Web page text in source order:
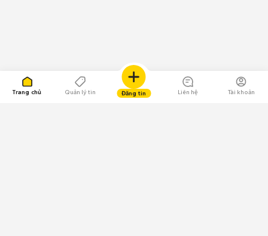
Trang chủ Quản lý tin Đăng tin Liên hệ Tài khoản